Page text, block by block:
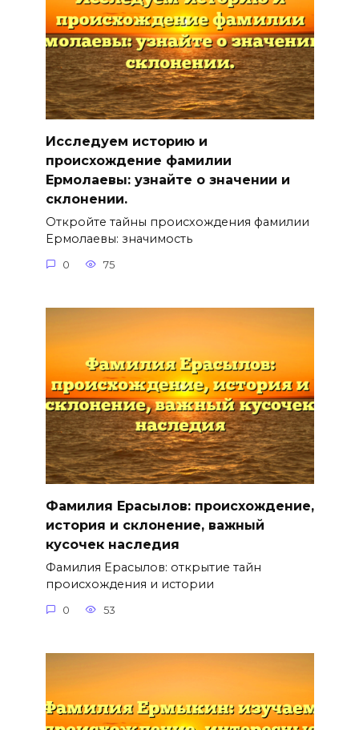
Исследуем историю и
происхождение фамилии
Ермолаевы: узнайте о значении и
склонении.
Откройте тайны происхождения фамилии
Ермолаевы: значимость
0 75
Фамилия Ерасылов: происхождение,
история и склонение, важный
кусочек наследия
Фамилия Ерасылов: открытие тайн
происхождения и истории
0 53